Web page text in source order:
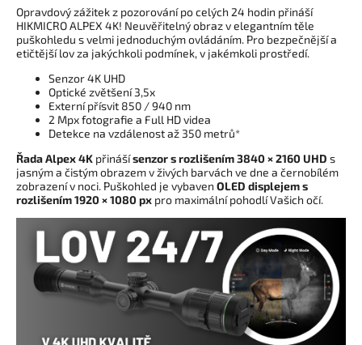
Opravdový zážitek z pozorování po celých 24 hodin přináší
HIKMICRO ALPEX 4K! Neuvěřitelný obraz v elegantním těle
puškohledu s velmi jednoduchým ovládáním. Pro bezpečnější a
etičtější lov za jakýchkoli podmínek, v jakémkoli prostředí.
Senzor 4K UHD
Optické zvětšení 3,5x
Externí přísvit 850 / 940 nm
2 Mpx fotografie a Full HD videa
Detekce na vzdálenost až 350 metrů*
Řada Alpex 4K přinášísenzor s rozlišením 3840 × 2160 UHD s
jasným a čistým obrazem v živých barvách ve dne a černobílém
zobrazení v noci. Puškohled je vybaven OLED displejem s
rozlišením1920 × 1080 px pro maximální pohodlí Vašich očí.